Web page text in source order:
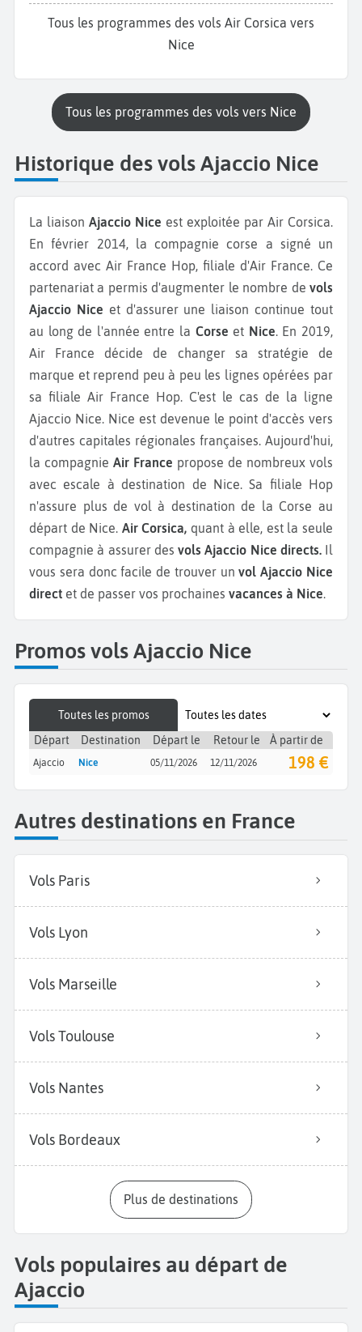
Tous les programmes des vols Air Corsica vers
Nice
Tous les programmes des vols vers Nice
Historique des vols Ajaccio Nice
La liaison Ajaccio Nice est exploitée par Air Corsica.
En février 2014, la compagnie corse a signé un
accord avec Air France Hop, filiale d'Air France. Ce
partenariat a permis d'augmenter le nombre de vols
Ajaccio Nice et d'assurer une liaison continue tout
au long de l'année entre la Corse et Nice. En 2019,
Air France décide de changer sa stratégie de
marque et reprend peu à peu les lignes opérées par
sa filiale Air France Hop. C'est le cas de la ligne
Ajaccio Nice. Nice est devenue le point d'accès vers
d'autres capitales régionales françaises. Aujourd'hui,
la compagnie Air France propose de nombreux vols
avec escale à destination de Nice. Sa filiale Hop
n'assure plus de vol à destination de la Corse au
départ de Nice. Air Corsica,quant à elle, est la seule
compagnie à assurer des vols Ajaccio Nice directs.Il
vous sera donc facile de trouver unvol Ajaccio Nice
direct et de passer vos prochaines vacances à Nice.
Promos vols Ajaccio Nice
Toutes les promos
Départ
Destination Départ le Retour le À partir de
Ajaccio Nice 05/11/2026 12/11/2026 198 €
Autres destinations en France
Vols Paris
Vols Lyon
Vols Marseille
Vols Toulouse
Vols Nantes
Vols Bordeaux
Plus de destinations
Vols populaires au départ de
Ajaccio